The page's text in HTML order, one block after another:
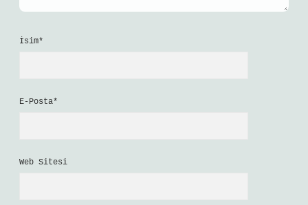
İsim*
E-Posta*
Web Sitesi